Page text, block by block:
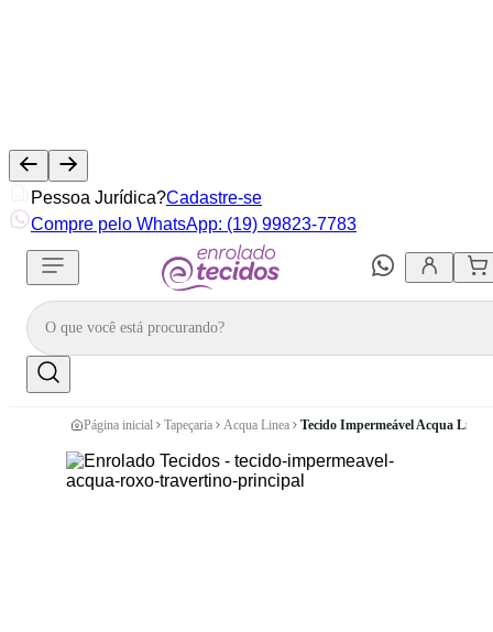
Pessoa Jurídica?Cadastre-se
Compre pelo WhatsApp: (19) 99823-7783
Página inicial Tapeçaria Acqua Linea Tecido Impermeável Acqua